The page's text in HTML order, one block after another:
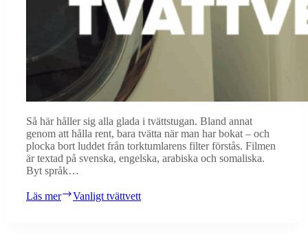
Så här håller sig alla glada i tvättstugan. Bland annat
genom att hålla rent, bara tvätta när man har bokat – och
plocka bort luddet från torktumlarens filter förstås. Filmen
är textad på svenska, engelska, arabiska och somaliska.
Byt språk…
Läs mer Vanligt tvättvett